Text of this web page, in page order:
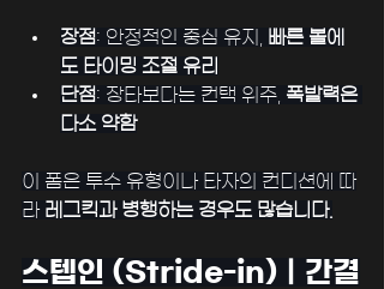
장점: 안정적인 중심 유지,
빠른 볼에
도 타이밍 조절 유리
단점: 장타보다는 컨택 위주, 폭발력은
다소 약함
﻿이 폼은 투수 유형이나 타자의 컨디션에 따
라 레그킥과 병행하는 경우도 많습니다.
스텝인 (Stride-in)｜간결